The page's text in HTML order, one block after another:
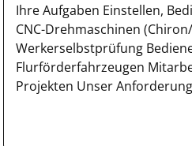
Ihre Aufgaben Einstellen,
CNC-Drehmaschinen
Werkerselbstprüfung
Flurförderfahrzeugen
Projekten Unser